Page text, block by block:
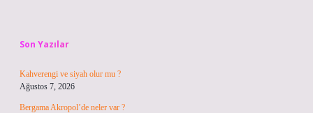
Son Yazılar
Kahverengi ve siyah olur mu ?
Ağustos 7, 2026
Bergama Akropol’de neler var ?